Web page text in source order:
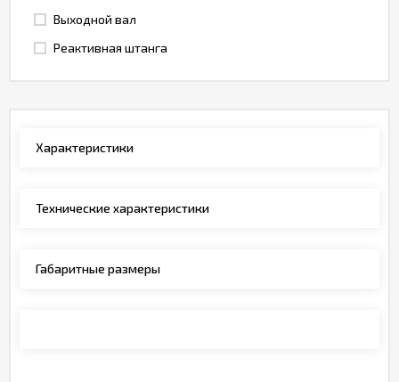
Выходной вал
Реактивная штанга
Характеристики
Технические характеристики
Габаритные размеры